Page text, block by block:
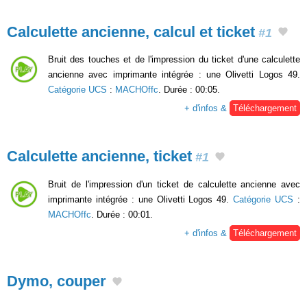
Calculette ancienne, calcul et ticket #1
Bruit des touches et de l'impression du ticket d'une calculette
ancienne avec imprimante intégrée : une Olivetti Logos 49.
Catégorie UCS : MACHOffc. Durée : 00:05.
+ d'infos & Téléchargement
Calculette ancienne, ticket #1
Bruit de l'impression d'un ticket de calculette ancienne avec
imprimante intégrée : une Olivetti Logos 49.Catégorie UCS :
MACHOffc . Durée : 00:01.
+ d'infos &
Téléchargement
Dymo, couper